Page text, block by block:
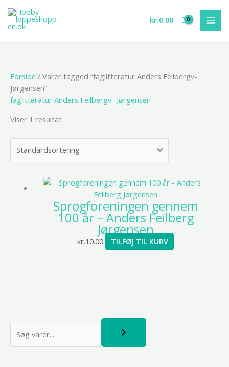
indholdet
kr.0.00
S
Forside / Varer tagged “faglitteratur Anders Feilbergv-
Jørgensen”
faglitteratur Anders Feilbergv- Jørgensen
Viser 1 resultat
Sprogforeningen gennem
100 år – Anders Feilberg
Jørgensen
kr.10.00 TILFØJ TIL KURV